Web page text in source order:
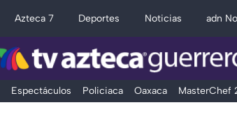
Azteca 7 Deportes Noticias adn
Espectáculos Policiaca Oaxaca MasterChef